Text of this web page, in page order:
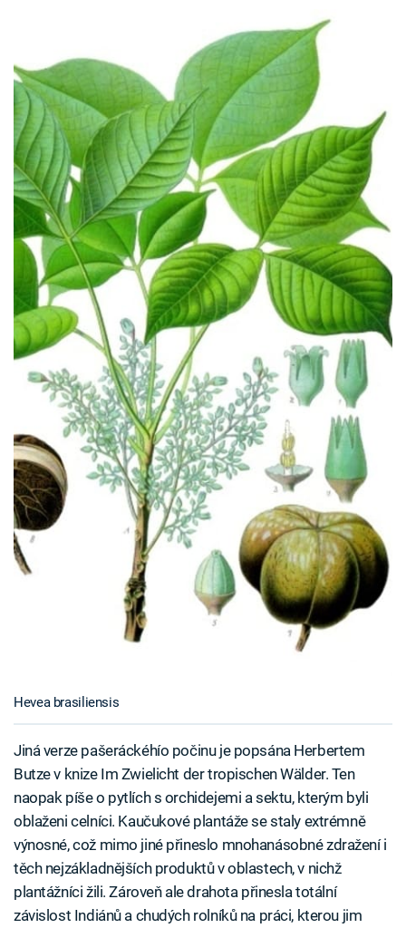
Hevea brasiliensis
Jiná verze pašeráckéhío počinu je popsána Herbertem
Butze v knize Im Zwielicht der tropischen Wälder. Ten
naopak píše o pytlích s orchidejemi a sektu, kterým byli
oblaženi celníci. Kaučukové plantáže se staly extrémně
výnosné, což mimo jiné přineslo mnohanásobné zdražení i
těch nejzákladnějších produktů v oblastech, v nichž
plantážníci žili. Zároveň ale drahota přinesla totální
závislost Indiánů a chudých rolníků na práci, kterou jim